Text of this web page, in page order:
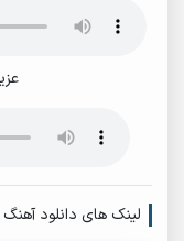
لینک های دانلود آهنگ